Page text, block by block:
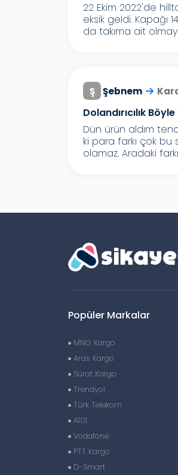
22 Ekim 2022'de
eksik geldi. Kapağı
da takıma ait
Ş Şebnem
Dolandırıcılık
Dün ürün aldım
ki para farkı çok bu
olamaz. Aradaki
Popüler Markalar
MNG Kargo
Aras Kargo
Sürat Kargo
Trendyol
Türk Telekom
A101
Vodafone
PTT Kargo
D-Smart